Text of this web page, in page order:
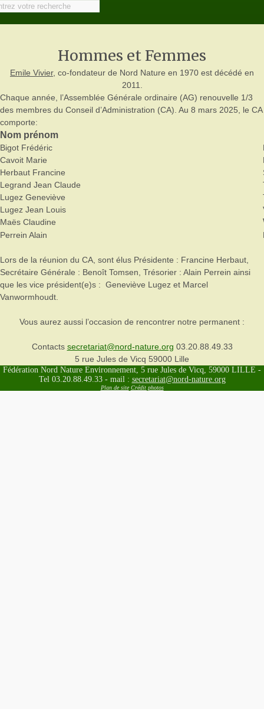
Hommes et Femmes
Emile Vivier, co-fondateur de Nord Nature en 1970 est décédé en
2011.
Chaque année, l’Assemblée Générale ordinaire (AG) renouvelle 1/3
des membres du Conseil d’Administration (CA). Au 8 mars 2025, le CA
comporte:
Nom prénom
Bigot Frédéric
Cavoit Marie
Herbaut Francine
Legrand Jean Claude
Lugez Geneviève
Lugez Jean Louis
Maës Claudine
Perrein Alain
Lors de la réunion du CA, sont élus Présidente : Francine Herbaut,
Secrétaire Générale : Benoît Tomsen, Trésorier : Alain Perrein ainsi
que les vice président(e)s : Geneviève Lugez et Marcel
Vanwormhoudt.
Vous aurez aussi l’occasion de rencontrer notre permanent :
Contacts secretariat@nord-nature.org 03.20.88.49.33
5 rue Jules de Vicq 59000 Lille
Fédération Nord Nature Environnement, 5 rue Jules de Vicq, 59000 LILLE -
Tel 03.20.88.49.33 - mail : secretariat@nord-nature.org
Plan de site Crédit photos